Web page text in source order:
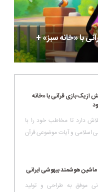
با «خانه سبز» +
یک بازی قرآنی با «خانه
دارد تا مخاطب خود را با
اسلامی و آیات موضوعی قرآن
هوشمند بیهوشی ایرانی
موفق به طراحی و تولید